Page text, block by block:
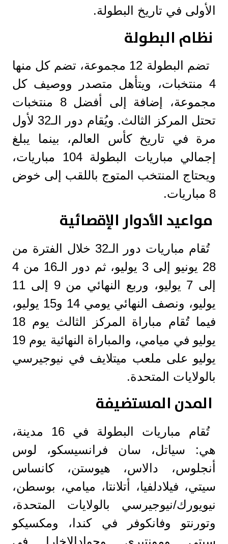
الأولى في تاريخ البطولة.
نظام البطولة
تضم البطولة 12 مجموعة، تضم كل منها
4 منتخبات، ويتأهل متصدر ووصيف كل
مجموعة، إضافة إلى أفضل 8 منتخبات
تحتل المركز الثالث. ويُقام دور الـ32 لأول
مرة في تاريخ كأس العالم، بينما يبلغ
إجمالي مباريات البطولة 104 مباريات،
ويحتاج المنتخب المتوج باللقب إلى خوض
8 مباريات.
مواعيد الأدوار الإقصائية
تُقام مباريات دور الـ32 خلال الفترة من
28 يونيو إلى 3 يوليو، ثم دور الـ16 من 4
إلى 7 يوليو، وربع النهائي من 9 إلى 11
يوليو، ونصف النهائي يومي 14 و15 يوليو،
فيما تُقام مباراة المركز الثالث يوم 18
يوليو في ميامي، والمباراة النهائية يوم 19
يوليو على ملعب ميتلايف في نيوجيرسي
بالولايات المتحدة.
المدن المستضيفة
تُقام مباريات البطولة في 16 مدينة،
هي: سياتل، سان فرانسيسكو، لوس
أنجلوس، دالاس، هيوستن، كانساس
سيتي، فيلادلفيا، أتلانتا، ميامي، بوسطن،
نيويورك/نيوجيرسي بالولايات المتحدة،
وتورنتو وفانكوفر في كندا، ومكسيكو
سيتي ومونتيري وجوادالاخارا في